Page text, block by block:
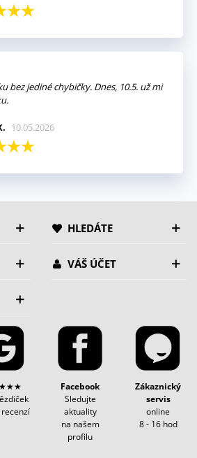
bez jediné chybičky. Dnes, 10.5. už mi
10.05.2026
HLEDÁTE
VÁŠ ÚČET
Facebook
Sledujte
aktuality
na našem
profilu
Zákaznický
servis
online
8 - 16 hod